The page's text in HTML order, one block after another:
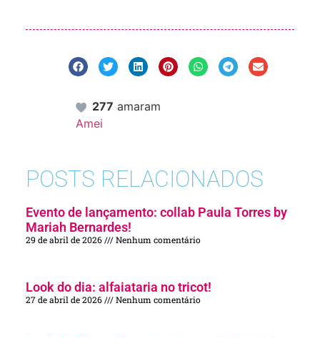
277 amaram
Amei
POSTS RELACIONADOS
Evento de lançamento: collab Paula Torres by
Mariah Bernardes!
29 de abril de 2026 Nenhum comentário
Look do dia: alfaiataria no tricot!
27 de abril de 2026 Nenhum comentário